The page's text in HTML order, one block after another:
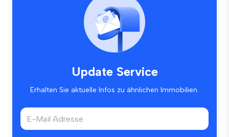
Update Service
Erhalten Sie aktuelle Infos zu ähnlichen Immobilien.